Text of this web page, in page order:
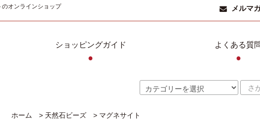
オンラインショップ メルマ
ショッピングガイド
●
よくある質
●
ホーム > 天然石ビーズ > マグネサイト